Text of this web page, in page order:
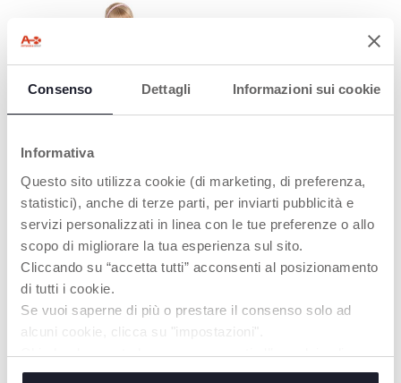
Consenso Dettagli Informazioni sui cookie
Informativa
Questo sito utilizza cookie (di marketing, di preferenza,
statistici), anche di terze parti, per inviarti pubblicità e
servizi personalizzati in linea con le tue preferenze o allo
scopo di migliorare la tua esperienza sul sito.
Cliccando su “accetta tutti” acconsenti al posizionamento
di tutti i cookie.
Se vuoi saperne di più o prestare il consenso solo ad
alcuni cookie, clicca su "impostazioni".
Chiudendo questo banner acconsenti all’uso dei soli
cookie tecnici, indispensabili per fruire del servizio
SOUTIEN À
L'EXPRESSION DE
Petite poupée toute
douce, parfaite pour
les premiers câlins de
bébé. Ma poupée
DouDou aide l'enfant
à exprimer ses
émotions et sa
personnalité.